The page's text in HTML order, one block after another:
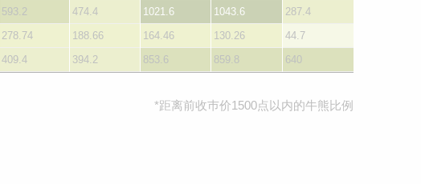
593.2 474.4 1021.6 1043.6
287.4
278.74 188.66 164.46 130.26
44.7
409.4 394.2 853.6 859.8 640
*距离前收巿价1500点以内的牛熊比例